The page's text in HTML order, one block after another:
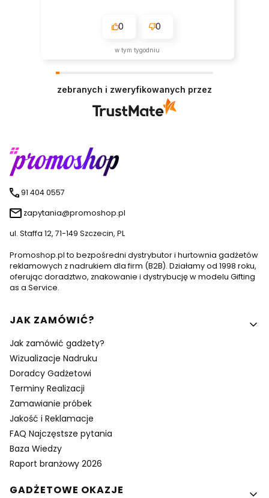
0 0
w tym tygodniu
zebranych i zweryfikowanych przez
91 404 0557
zapytania@promoshop.pl
ul. Staffa 12, 71-149 Szczecin, PL
Promoshop.pl to bezpośredni dystrybutor i hurtownia gadżetów
reklamowych z nadrukiem dla firm (B2B). Działamy od 1998 roku,
oferując doradztwo, znakowanie i dystrybucję w modelu Gifting
as a Service.
Linki w stopce
JAK ZAMÓWIĆ?
Jak zamówić gadżety?
Wizualizacje Nadruku
Doradcy Gadżetowi
Terminy Realizacji
Zamawianie próbek
Jakość i Reklamacje
FAQ Najczęstsze pytania
Baza Wiedzy
Raport branżowy 2026
GADŻETOWE OKAZJE